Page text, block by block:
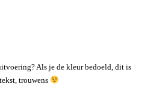
Als je de kleur bedoeld, dit is
trouwens